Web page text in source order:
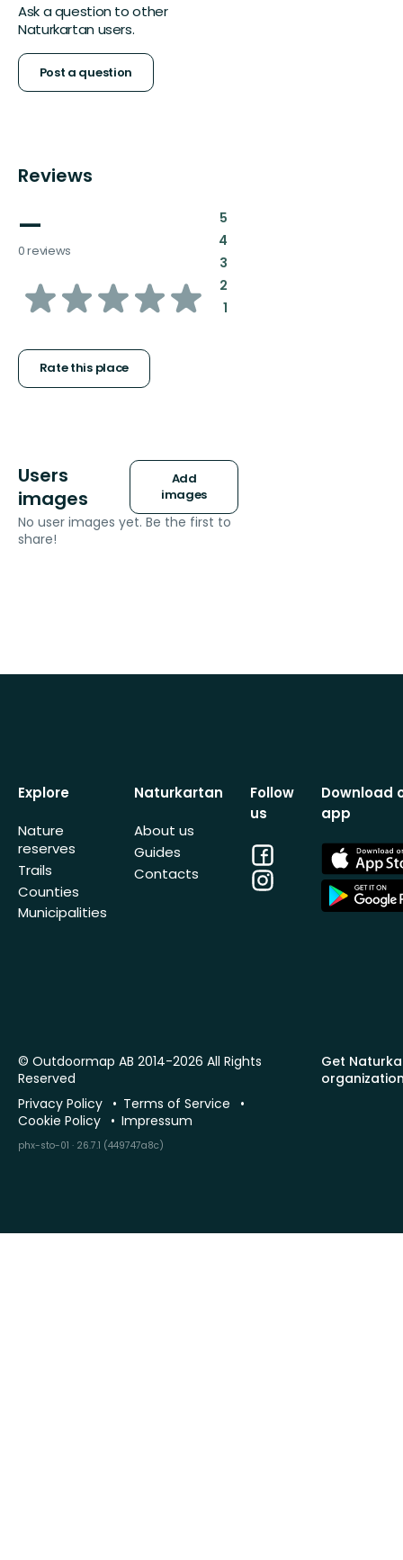
Ask a question to other
Naturkartan users.
Post a question
Reviews
—
0 reviews
of
stars
Rate this place
5:
4:
3:
2:
1:
Users
images
Add
images
No user images yet. Be the first to
share!
Explore
Nature
reserves
Trails
Counties
Municipalities
Naturkartan
About us
Guides
Contacts
Follow
us
Facebook
Instagram
Download
app
App
Store
App
Store
Get
© Outdoormap AB 2014-2026 All Rights
Reserved
Privacy Policy
Terms of Service
Cookie Policy
Impressum
phx-sto-01 · 26.7.1 (449747a8c)